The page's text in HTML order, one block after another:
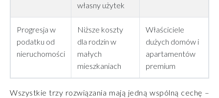
własny użytek
Progresja w
podatku od
nieruchomości
Niższe koszty
dla rodzin w
małych
mieszkaniach
Właściciele
dużych domów i
apartamentów
premium
Wszystkie trzy rozwiązania mają jedną wspólną cechę –